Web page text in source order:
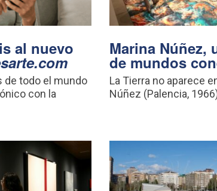
al nuevo
de todo el mundo
con la
Marina Núñez,
de mundos
La Tierra no aparece
Núñez (Palencia,